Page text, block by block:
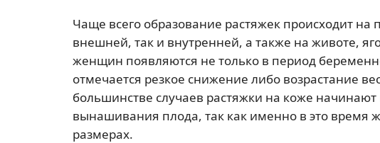
Чаще всего образование растяжек происходит на
внешней, так и внутренней, а также на животе,
женщин появляются не только в период
отмечается резкое снижение либо возрастание
большинстве случаев растяжки на коже
вынашивания плода, так как именно в это время
размерах.